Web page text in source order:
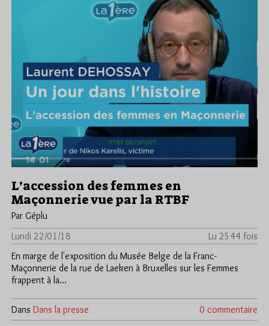
L’accession des femmes en
Maçonnerie vue par la RTBF
Par Géplu
Lundi 22/01/18
Lu 2544 fois
En marge de l'exposition du Musée Belge de la Franc-
Maçonnerie de la rue de Laeken à Bruxelles sur les Femmes
frappent à la…
Dans Dans la presse 0 commentaire